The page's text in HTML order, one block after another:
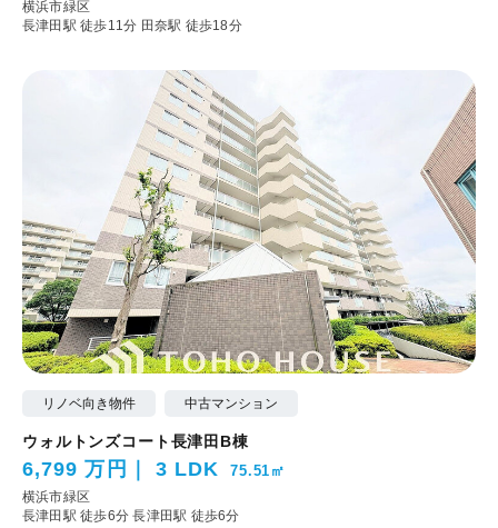
横浜市緑区
長津田駅 徒歩11分 田奈駅 徒歩18分
リノベ向き物件 中古マンション
ウォルトンズコート長津田B棟
6,799 万円 3 LDK 75.51㎡
横浜市緑区
長津田駅 徒歩6分長津田駅 徒歩6分